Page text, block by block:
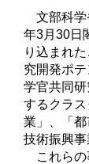
文部科学
年3月30日
り込まれ
究開発ポ
学官共同
するクラ
業」、「
技術振興事
これらの